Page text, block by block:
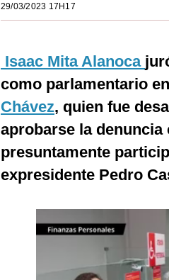
29/03/2023 17H17
Isaac Mita Alanoca
como parlamentario
Chávez, quien fue
aprobarse la
presuntamente
expresidente Pedro